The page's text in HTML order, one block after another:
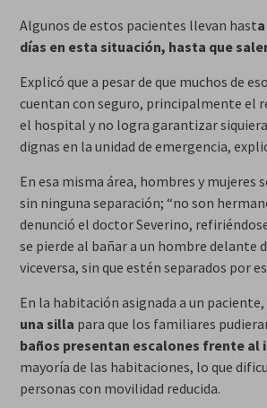
Algunos de estos pacientes llevan hast
días en esta situación, hasta que
Explicó que a pesar de que muchos de
cuentan con seguro, principalmente el
el hospital y no logra garantizar
dignas en la unidad de emergencia,
En esa misma área, hombres y mujeres
sin ninguna separación; “no son
denunció el doctor Severino,
se pierde al bañar a un hombre delante
viceversa, sin que estén separados por
En la habitación asignada a un paciente,
una silla para que los familiares
baños presentan escalones frente al
mayoría de las habitaciones, lo que
personas con movilidad reducida.